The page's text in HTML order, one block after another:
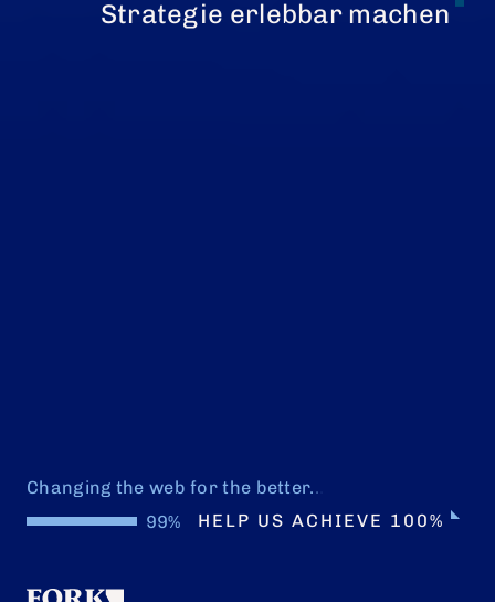
Strategie erlebbar machen
Changing the web for the better..
HELP US ACHIEVE 100%